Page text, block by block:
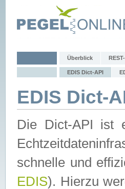
Überblick
EDIS Dict-API
EDIS Dict-
Die Dict-API ist
schnelle und
EDIS). Hierzu